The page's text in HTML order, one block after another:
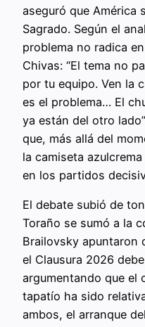
aseguró que América
Sagrado. Según el
problema no radica
Chivas: “El tema no
por tu equipo. Ven la
es el problema… El
ya están del otro
que, más allá del
la camiseta
en los partidos
El debate subió de
Toraño se sumó a la
Brailovsky apuntaron
el Clausura 2026
argumentando que el
tapatío ha sido
ambos, el arranque